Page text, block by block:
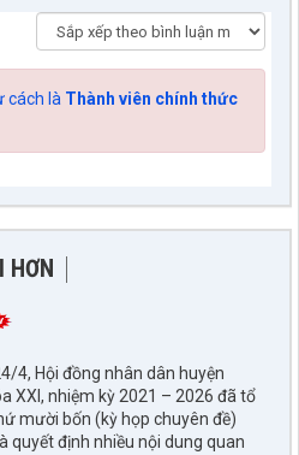
cách là Thành viên chính thức
HƠN
4, Hội đồng nhân dân huyện
XXI, nhiệm kỳ 2021 – 2026 đã tổ
mười bốn (kỳ họp chuyên đề)
quyết định nhiều nội dung quan
thông tin điện tử của UBND xã
phương án bồi thường, hỗ trợ
thuộc dự án cụm Hồbản Phủ -